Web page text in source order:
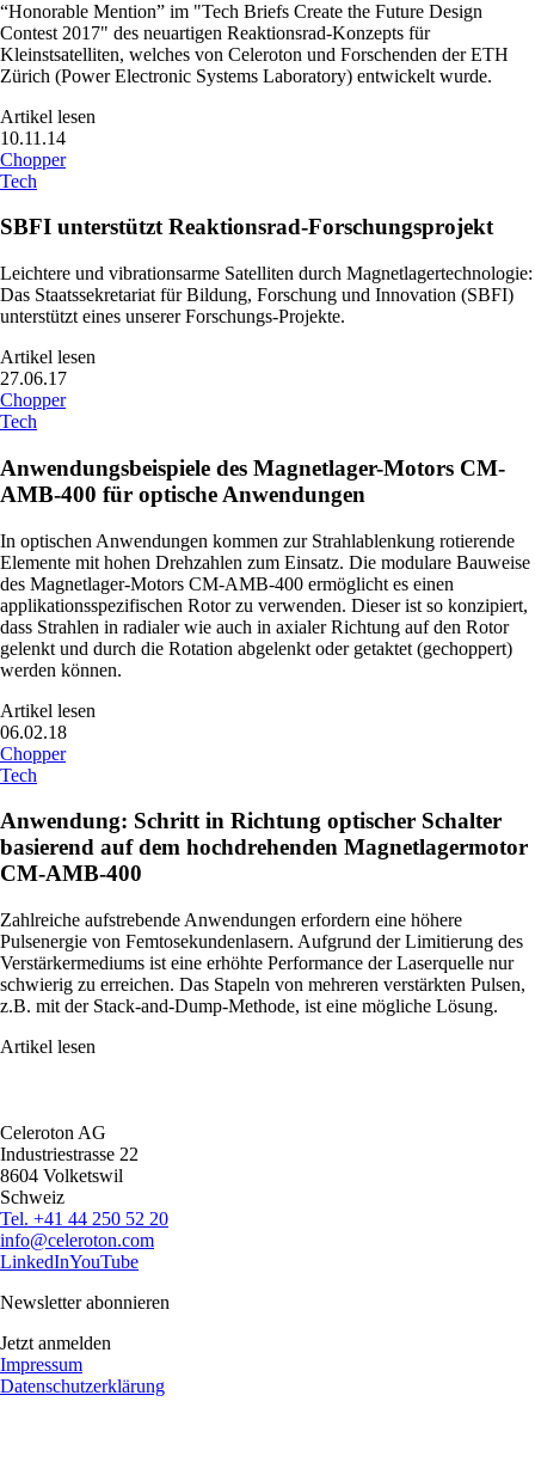
“Honorable Mention” im "Tech Briefs Create the Future Design
Contest 2017" des neuartigen Reaktionsrad-Konzepts für
Kleinstsatelliten, welches von Celeroton und Forschenden der ETH
Zürich (Power Electronic Systems Laboratory) entwickelt wurde.
Artikel lesen
10.11.14
Chopper
Tech
SBFI unterstützt Reaktionsrad-Forschungsprojekt
Leichtere und vibrationsarme Satelliten durch Magnetlagertechnologie:
Das Staatssekretariat für Bildung, Forschung und Innovation (SBFI)
unterstützt eines unserer Forschungs-Projekte.
Artikel lesen
27.06.17
Chopper
Tech
Anwendungsbeispiele des Magnetlager-Motors CM-
AMB-400 für optische Anwendungen
In optischen Anwendungen kommen zur Strahlablenkung rotierende
Elemente mit hohen Drehzahlen zum Einsatz. Die modulare Bauweise
des Magnetlager-Motors CM-AMB-400 ermöglicht es einen
applikationsspezifischen Rotor zu verwenden. Dieser ist so konzipiert,
dass Strahlen in radialer wie auch in axialer Richtung auf den Rotor
gelenkt und durch die Rotation abgelenkt oder getaktet (gechoppert)
werden können.
Artikel lesen
06.02.18
Chopper
Tech
Anwendung: Schritt in Richtung optischer Schalter
basierend auf dem hochdrehenden Magnetlagermotor
CM-AMB-400
Zahlreiche aufstrebende Anwendungen erfordern eine höhere
Pulsenergie von Femtosekundenlasern. Aufgrund der Limitierung des
Verstärkermediums ist eine erhöhte Performance der Laserquelle nur
schwierig zu erreichen. Das Stapeln von mehreren verstärkten Pulsen,
z.B. mit der Stack-and-Dump-Methode, ist eine mögliche Lösung.
Artikel lesen
Celeroton AG
Industriestrasse 22
8604 Volketswil
Schweiz
Tel. +41 44 250 52 20
moc.notorelec@ofni
LinkedInYouTube
Newsletter abonnieren
Jetzt anmelden
Impressum
Datenschutzerklärung